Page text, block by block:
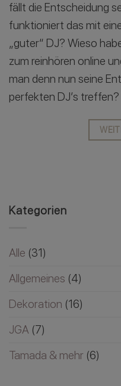
fällt die Entscheidung
funktioniert das mit
„guter“ DJ? Wieso
zum reinhören online
man denn nun seine
perfekten DJ’s
Kategorien
Alle (31)
Allgemeines (4)
Dekoration (16)
JGA (7)
Tamada & mehr (6)